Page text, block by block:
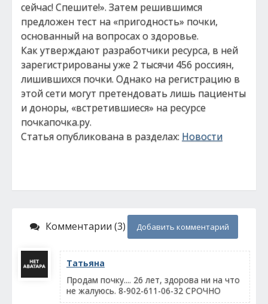
сейчас! Спешите!». Затем решившимся
предложен тест на «пригодность» почки,
основанный на вопросах о здоровье.
Как утверждают разработчики ресурса, в ней
зарегистрированы уже 2 тысячи 456 россиян,
лишившихся почки. Однако на регистрацию в
этой сети могут претендовать лишь пациенты
и доноры, «встретившиеся» на ресурсе
почкапочка.ру.
Статья опубликована в разделах: Новости
Комментарии (3) Добавить комментарий
Татьяна
Продам почку.... 26 лет, здорова ни на что
не жалуюсь. 8-902-611-06-32 СРОЧНО